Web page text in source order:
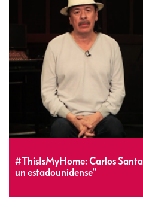
#ThisIsMyHome: Carlos
un estadounidense”